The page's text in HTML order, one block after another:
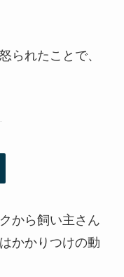
られたことで、
から飼い主さん
かかりつけの動